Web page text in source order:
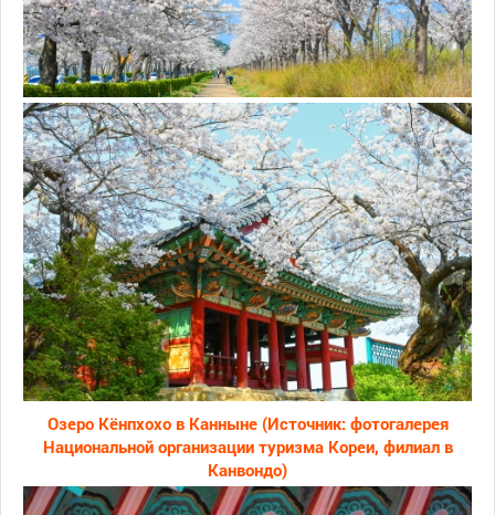
Озеро Кёнпхохо в Канныне (Источник: фотогалерея
Национальной организации туризма Кореи, филиал в
Канвондо)